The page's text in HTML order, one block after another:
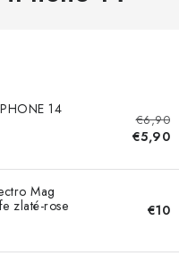
14
€6,90
€5,90
Mag
zlaté-rose
€10